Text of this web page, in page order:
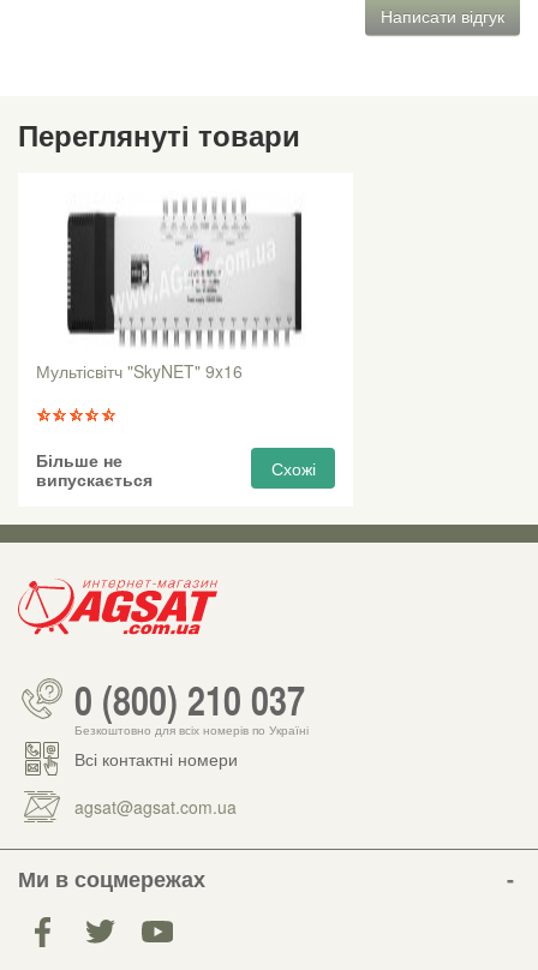
Написати відгук
Переглянуті товари
Мультісвітч "SkyNET" 9x16
Більше не
випускається
Схожі
0 (800) 210 037
Безкоштовно для всіх номерів по Україні
Всі контактні номери
agsat@agsat.com.ua
Ми в соцмережах